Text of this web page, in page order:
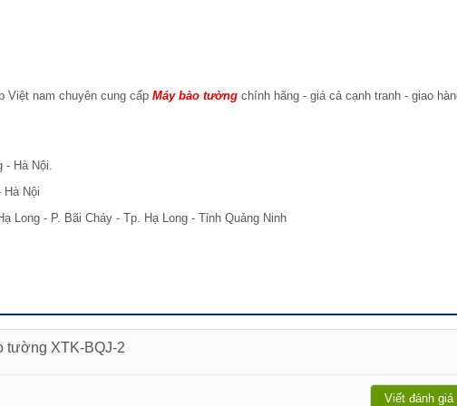
Việt nam chuyên cung cấp Máy bào tường chính hãng - giá cả cạnh tranh - giao
Hà Nội.
Nội
Long - P. Bãi Cháy - Tp. Hạ Long - Tỉnh Quảng Ninh
tường XTK-BQJ-2
Viết đánh giá